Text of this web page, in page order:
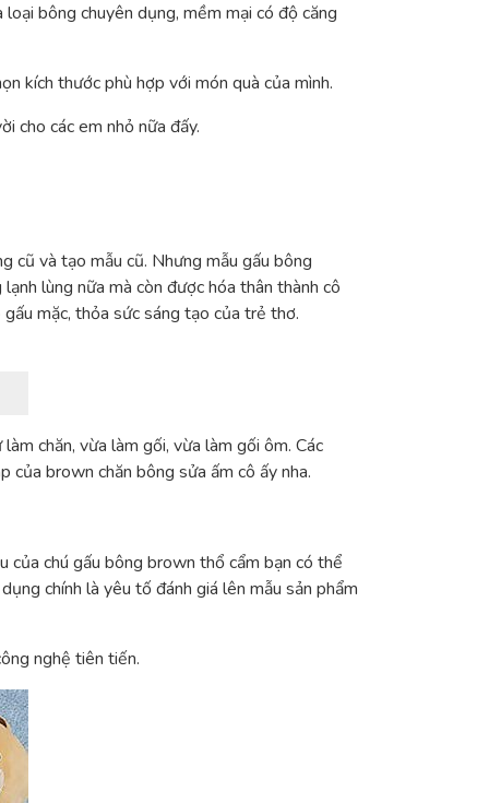
bông chuyên dụng, mềm mại có độ căng
kích thước phù hợp với món quà của mình.
cho các em nhỏ nữa đấy.
cũ và tạo mẫu cũ. Nhưng mẫu gấu bông
lùng nữa mà còn được hóa thân thành cô
mặc, thỏa sức sáng tạo của trẻ thơ.
chăn, vừa làm gối, vừa làm gối ôm. Các
của brown chăn bông sửa ấm cô ấy nha.
của chú gấu bông brown thổ cẩm bạn có thể
chính là yêu tố đánh giá lên mẫu sản phẩm
nghệ tiên tiến.